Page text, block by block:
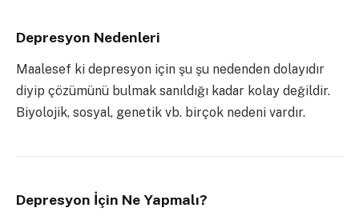
Depresyon Nedenleri
Maalesef ki depresyon için şu şu nedenden dolayıdır
diyip çözümünü bulmak sanıldığı kadar kolay değildir.
Biyolojik, sosyal, genetik vb. birçok nedeni vardır.
Depresyon İçin Ne Yapmalı?